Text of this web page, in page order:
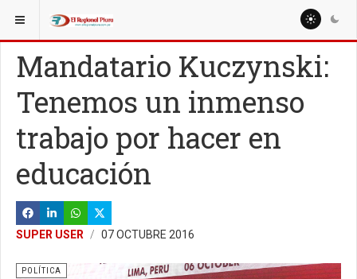
ESTÁ AQUÍ: NACIONALES
Mandatario Kuczynski:
Tenemos un inmenso
trabajo por hacer en
educación
SUPER USER 07 OCTUBRE 2016
POLÍTICA